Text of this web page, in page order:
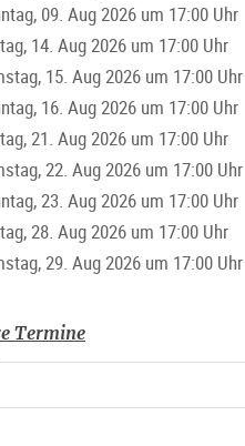
09. Aug 2026 um 17:00 Uhr
14. Aug 2026 um 17:00 Uhr
15. Aug 2026 um 17:00 Uhr
16. Aug 2026 um 17:00 Uhr
21. Aug 2026 um 17:00 Uhr
22. Aug 2026 um 17:00 Uhr
23. Aug 2026 um 17:00 Uhr
28. Aug 2026 um 17:00 Uhr
29. Aug 2026 um 17:00 Uhr
Termine